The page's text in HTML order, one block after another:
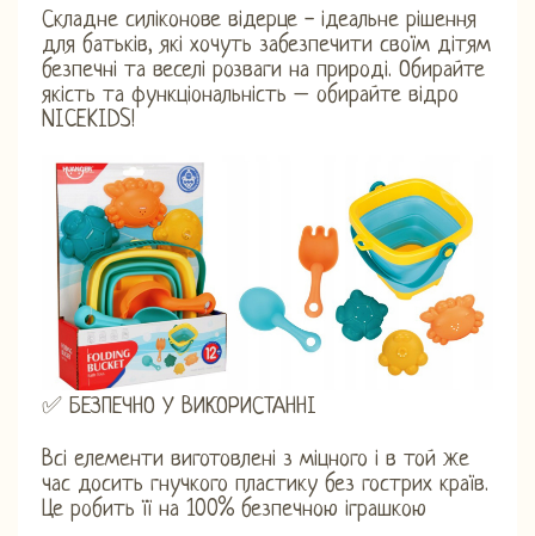
Складне силіконове відерце - ідеальне рішення
для батьків, які хочуть забезпечити своїм дітям
безпечні та веселі розваги на природі. Обирайте
якість та функціональність – обирайте відро
NICEKIDS!
✅ БЕЗПЕЧНО У ВИКОРИСТАННІ
Всі елементи виготовлені з міцного і в той же
час досить гнучкого пластику без гострих країв.
Це робить її на 100% безпечною іграшкою